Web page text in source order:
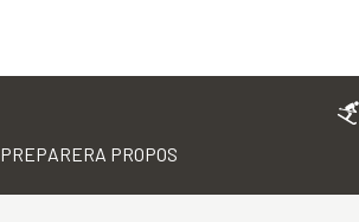
PREPARERA PROPOS